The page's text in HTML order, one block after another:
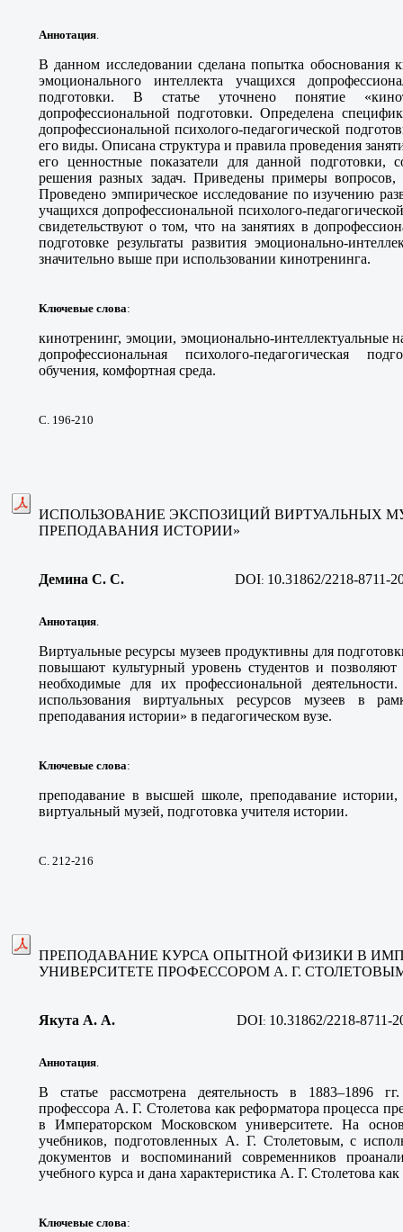
Аннотация.
В данном исследовании сделана попытка обоснования
эмоционального интеллекта учащихся
подготовки. В статье уточнено понятие
допрофессиональной подготовки. Определена
допрофессиональной психолого-педагогической
его виды. Описана структура и правила проведения
его ценностные показатели для данной подготовки,
решения разных задач. Приведены примеры
Проведено эмпирическое исследование по изучению
учащихся допрофессиональной психолого-
свидетельствуют о том, что на занятиях в
подготовке результаты развития эмоционально-
значительно выше при использовании кинотренинга.
Ключевые слова:
кинотренинг, эмоции, эмоционально-интеллектуальные
допрофессиональная психолого-педагогическая
обучения, комфортная среда.
С. 196-210
ИСПОЛЬЗОВАНИЕ ЭКСПОЗИЦИЙ ВИРТУАЛЬНЫХ
ПРЕПОДАВАНИЯ ИСТОРИИ»
Демина С. С. DOI: 10.31862/2218-8711-
Аннотация.
Виртуальные ресурсы музеев продуктивны для
повышают культурный уровень студентов и
необходимые для их профессиональной
использования виртуальных ресурсов музеев в
преподавания истории» в педагогическом вузе.
Ключевые слова:
преподавание в высшей школе, преподавание истории,
виртуальный музей, подготовка учителя истории.
С. 212-216
ПРЕПОДАВАНИЕ КУРСА ОПЫТНОЙ ФИЗИКИ В
УНИВЕРСИТЕТЕ ПРОФЕССОРОМ А. Г. СТОЛЕТОВЫМ В
Якута А. А. DOI: 10.31862/2218-8711-
Аннотация.
В статье рассмотрена деятельность в 1883–1896
профессора А. Г. Столетова как реформатора процесса
в Императорском Московском университете. На
учебников, подготовленных А. Г. Столетовым, с
документов и воспоминаний современников
учебного курса и дана характеристика А. Г. Столетова как
Ключевые слова: